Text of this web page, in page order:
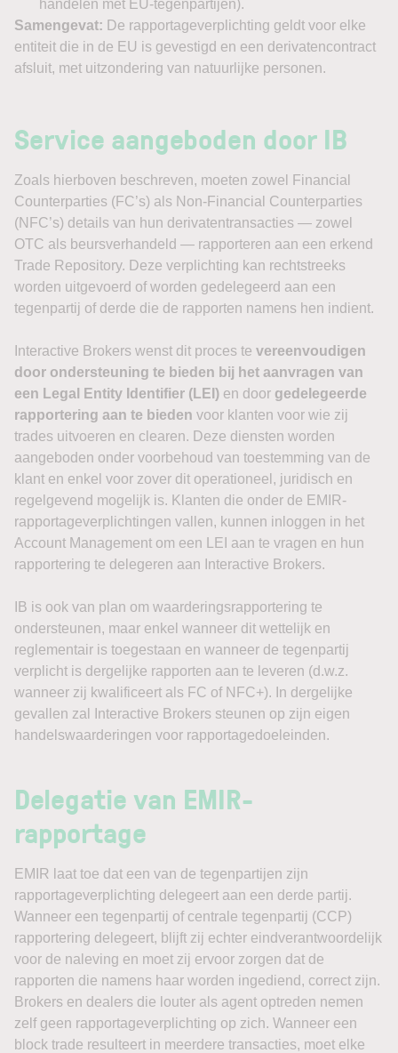
handelen met EU-tegenpartijen).
Samengevat: De rapportageverplichting geldt voor elke
entiteit die in de EU is gevestigd en een derivatencontract
afsluit, met uitzondering van natuurlijke personen.
Service aangeboden door IB
Zoals hierboven beschreven, moeten zowel Financial
Counterparties (FC’s) als Non-Financial Counterparties
(NFC’s) details van hun derivatentransacties — zowel
OTC als beursverhandeld — rapporteren aan een erkend
Trade Repository. Deze verplichting kan rechtstreeks
worden uitgevoerd of worden gedelegeerd aan een
tegenpartij of derde die de rapporten namens hen indient.
Interactive Brokers wenst dit proces te vereenvoudigen
door ondersteuning te bieden bij het aanvragen van
een Legal Entity Identifier (LEI) en door gedelegeerde
rapportering aan te bieden voor klanten voor wie zij
trades uitvoeren en clearen. Deze diensten worden
aangeboden onder voorbehoud van toestemming van de
klant en enkel voor zover dit operationeel, juridisch en
regelgevend mogelijk is. Klanten die onder de EMIR-
rapportageverplichtingen vallen, kunnen inloggen in het
Account Management om een LEI aan te vragen en hun
rapportering te delegeren aan Interactive Brokers.
IB is ook van plan om waarderingsrapportering te
ondersteunen, maar enkel wanneer dit wettelijk en
reglementair is toegestaan en wanneer de tegenpartij
verplicht is dergelijke rapporten aan te leveren (d.w.z.
wanneer zij kwalificeert als FC of NFC+). In dergelijke
gevallen zal Interactive Brokers steunen op zijn eigen
handelswaarderingen voor rapportagedoeleinden.
Delegatie van EMIR-
rapportage
EMIR laat toe dat een van de tegenpartijen zijn
rapportageverplichting delegeert aan een derde partij.
Wanneer een tegenpartij of centrale tegenpartij (CCP)
rapportering delegeert, blijft zij echter eindverantwoordelijk
voor de naleving en moet zij ervoor zorgen dat de
rapporten die namens haar worden ingediend, correct zijn.
Brokers en dealers die louter als agent optreden nemen
zelf geen rapportageverplichting op zich. Wanneer een
block trade resulteert in meerdere transacties, moet elke